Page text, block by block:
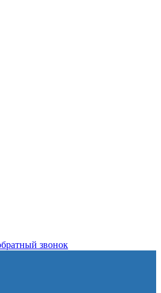
звонок